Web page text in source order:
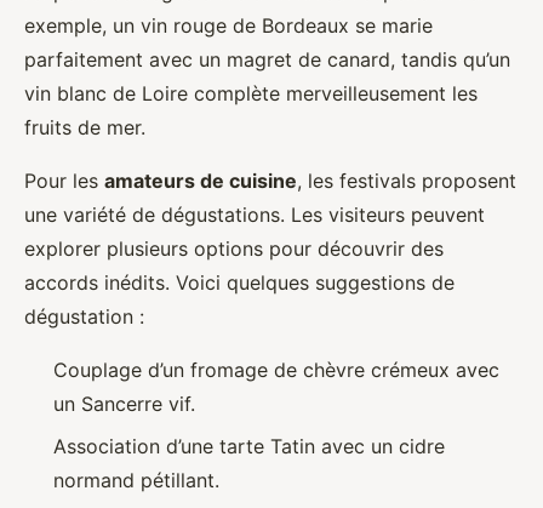
exemple, un vin rouge de Bordeaux se marie
parfaitement avec un magret de canard, tandis qu’un
vin blanc de Loire complète merveilleusement les
fruits de mer.
Pour les amateurs de cuisine, les festivals proposent
une variété de dégustations. Les visiteurs peuvent
explorer plusieurs options pour découvrir des
accords inédits. Voici quelques suggestions de
dégustation :
Couplage d’un fromage de chèvre crémeux avec
un Sancerre vif.
Association d’une tarte Tatin avec un cidre
normand pétillant.